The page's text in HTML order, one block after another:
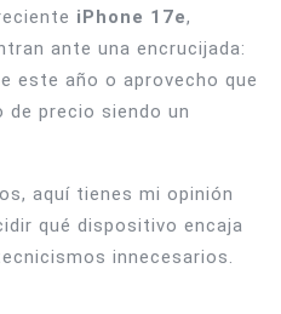
iPhone 17e,
ante una encrucijada:
este año o aprovecho que
de precio siendo un
aquí tienes mi opinión
qué dispositivo encaja
innecesarios.